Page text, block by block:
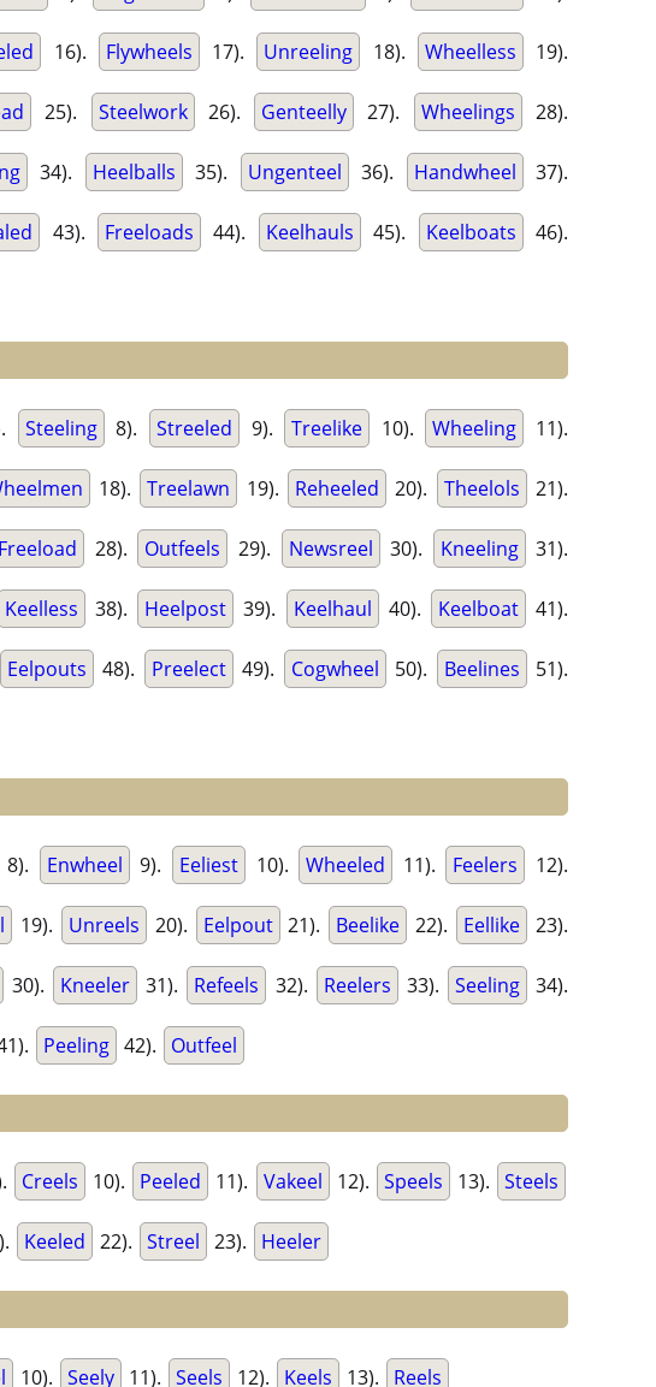
16). Flywheels 17). Unreeling 18). Wheelless 19).
25). Steelwork 26). Genteelly 27). Wheelings 28).
34). Heelballs 35). Ungenteel 36). Handwheel 37).
43). Freeloads 44). Keelhauls 45). Keelboats 46).
Steeling 8). Streeled 9). Treelike 10). Wheeling 11).
18). Treelawn 19). Reheeled 20). Theelols 21).
Freeload 28). Outfeels 29). Newsreel 30). Kneeling 31).
Keelless 38). Heelpost 39). Keelhaul 40). Keelboat 41).
Eelpouts 48). Preelect 49). Cogwheel 50). Beelines 51).
8). Enwheel 9). Eeliest 10). Wheeled 11). Feelers 12).
19). Unreels 20). Eelpout 21). Beelike 22). Eellike 23).
30). Kneeler 31). Refeels 32). Reelers 33). Seeling 34).
Peeling 42). Outfeel
Creels 10). Peeled 11). Vakeel 12). Speels 13). Steels
Keeled 22). Streel 23). Heeler
10). Seely 11). Seels 12). Keels 13). Reels